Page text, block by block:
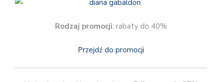
Rodzaj promocji: rabaty do 40%
Przejdź do promocji